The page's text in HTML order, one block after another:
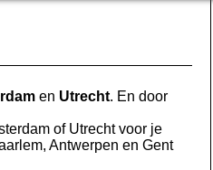
en Utrecht. En door
of Utrecht voor je
Antwerpen en Gent